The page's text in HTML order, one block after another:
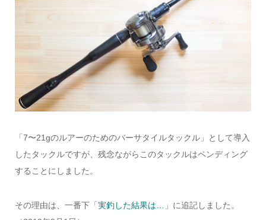
「7〜21gのルアーのためのバーサタイルタックル」として導入
したタックルですが、残念ながらこのタックルはペンディング
することにしました。
その理由は、一番下「 実釣した結果は…
」に追記しました。